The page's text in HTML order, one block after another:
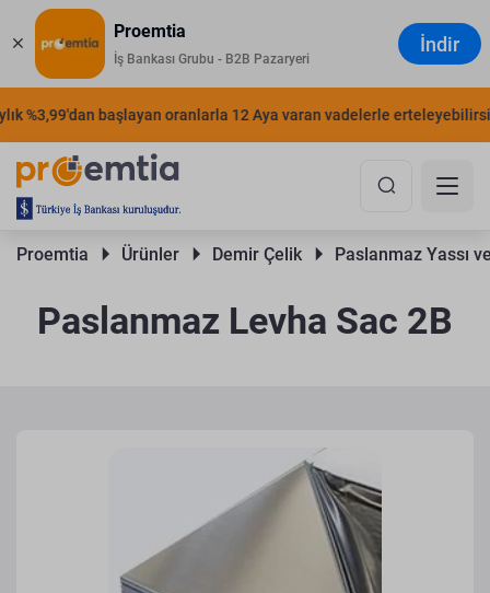
Proemtia
İş Bankası Grubu - B2B Pazaryeri
İndir
%3,99'dan başlayan oranlarla 12 Aya varan vadelerle
Proemtia Ürünler Demir Çelik Paslanmaz Yassı
Paslanmaz Levha Sac 2B